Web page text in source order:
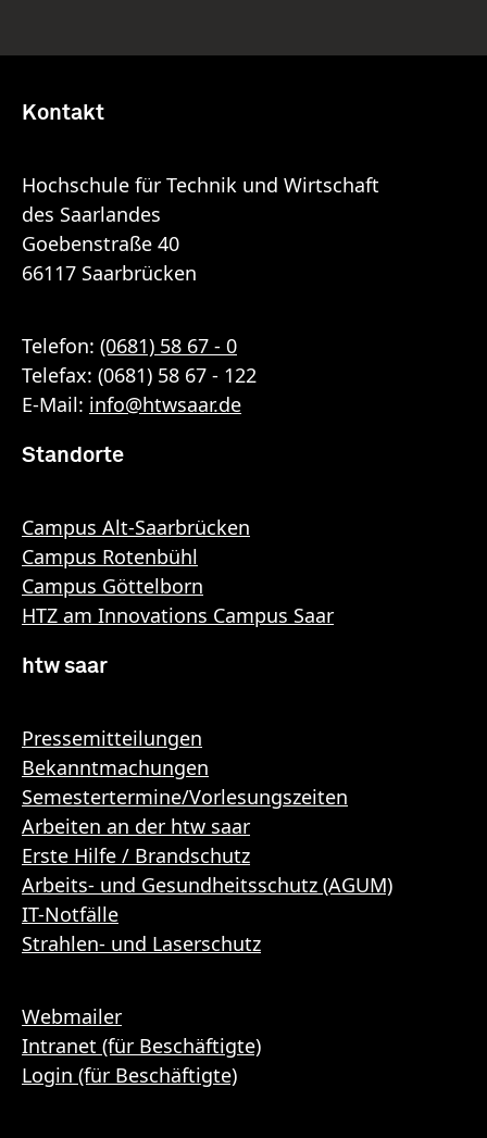
Kontakt
Hochschule für Technik und Wirtschaft
des Saarlandes
Goebenstraße 40
66117 Saarbrücken
Telefon: (0681) 58 67 - 0
Telefax: (0681) 58 67 - 122
E-Mail: info@htwsaar.de
Standorte
Campus Alt-Saarbrücken
Campus Rotenbühl
Campus Göttelborn
HTZ am Innovations Campus Saar
htw saar
Pressemitteilungen
Bekanntmachungen
Semestertermine/Vorlesungszeiten
Arbeiten an der htw saar
Erste Hilfe / Brandschutz
Arbeits- und Gesundheitsschutz (AGUM)
IT-Notfälle
Strahlen- und Laserschutz
Webmailer
Intranet (für Beschäftigte)
Login (für Beschäftigte)